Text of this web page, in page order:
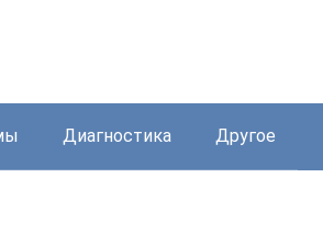
Диагностика Другое